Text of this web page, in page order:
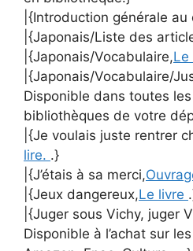
|{Introduction générale au
|{Japonais/Liste des
|{Japonais/Vocabulaire,Le
|{Japonais/Vocabulaire/
Disponible dans toutes
bibliothèques de votre
|{Je voulais juste rentrer
lire. .}
|{J’étais à sa merci,
|{Jeux dangereux,Le livre
|{Juger sous Vichy, juger
Disponible à l’achat sur